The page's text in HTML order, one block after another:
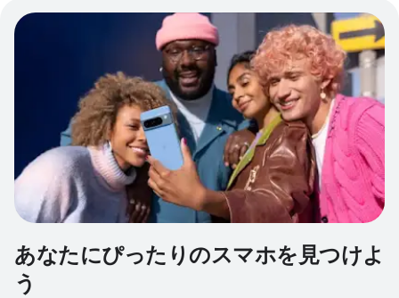
あなたにぴったりのスマホを見つけよ
う